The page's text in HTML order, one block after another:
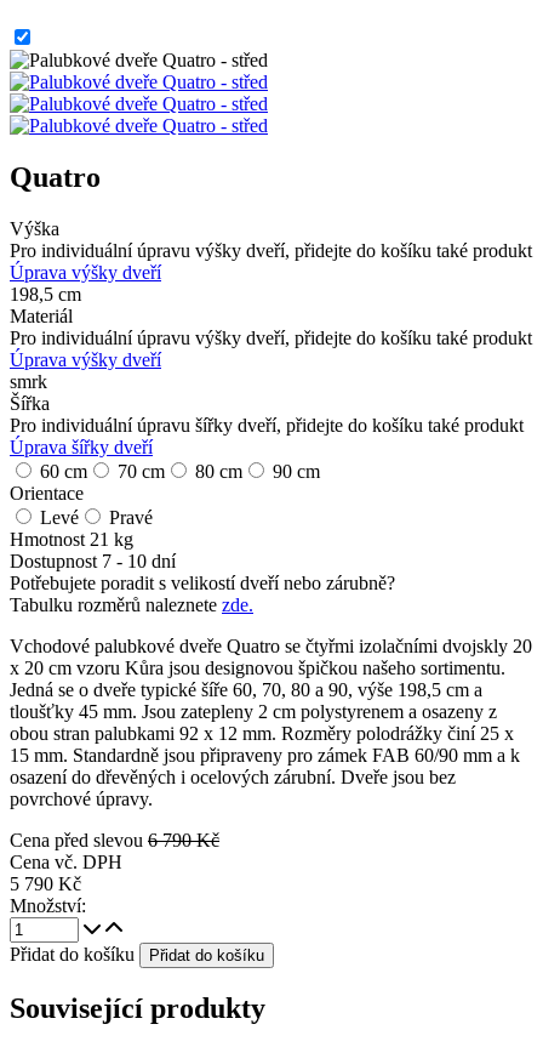
Quatro
Výška
Pro individuální úpravu výšky dveří, přidejte do košíku také produkt
Úprava výšky dveří
198,5 cm
Materiál
Pro individuální úpravu výšky dveří, přidejte do košíku také produkt
Úprava výšky dveří
smrk
Šířka
Pro individuální úpravu šířky dveří, přidejte do košíku také produkt
Úprava šířky dveří
60 cm
70 cm 80 cm
90 cm
Orientace
Levé
Pravé
Hmotnost 21 kg
Dostupnost 7 - 10 dní
Potřebujete poradit s velikostí dveří nebo zárubně?
Tabulku rozměrů naleznete zde.
Vchodové palubkové dveře Quatro se čtyřmi izolačními dvojskly 20
x 20 cm vzoru Kůra jsou designovou špičkou našeho sortimentu.
Jedná se o dveře typické šíře 60, 70, 80 a 90, výše 198,5 cm a
tloušťky 45 mm. Jsou zatepleny 2 cm polystyrenem a osazeny z
obou stran palubkami 92 x 12 mm. Rozměry polodrážky činí 25 x
15 mm. Standardně jsou připraveny pro zámek FAB 60/90 mm a k
osazení do dřevěných i ocelových zárubní. Dveře jsou bez
povrchové úpravy.
Cena před slevou 6 790 Kč
Cena vč. DPH
5 790 Kč
Množství:
Přidat do košíku
Související produkty